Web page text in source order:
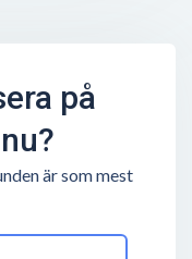
på
är som mest